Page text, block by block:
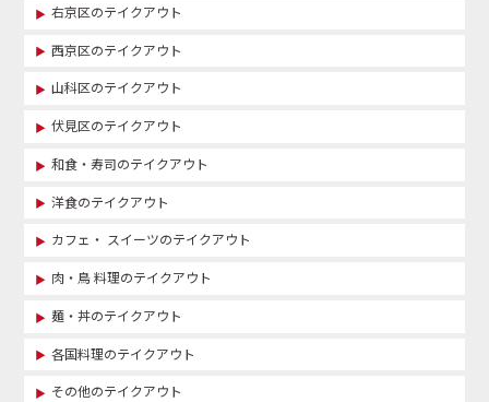
右京区のテイクアウト
西京区のテイクアウト
山科区のテイクアウト
伏見区のテイクアウト
和食・寿司のテイクアウト
洋食のテイクアウト
カフェ・ スイーツのテイクアウト
肉・鳥 料理のテイクアウト
麺・丼のテイクアウト
各国料理のテイクアウト
その他のテイクアウト